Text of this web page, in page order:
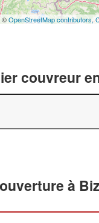
©OpenStreetMap contributors,
couvreur
à